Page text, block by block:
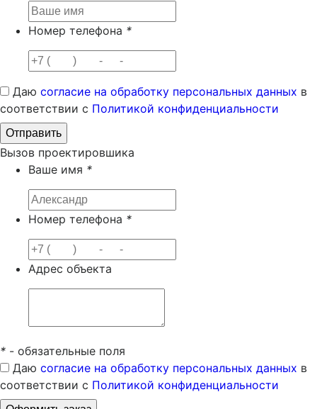
Номер телефона *
Даю согласие на обработку персональных данных в
соответствии с Политикой конфиденциальности
Вызов проектировшика
Ваше имя *
Номер телефона *
Адрес объекта
* - обязательные поля
Даю согласие на обработку персональных данных в
соответствии с Политикой конфиденциальности